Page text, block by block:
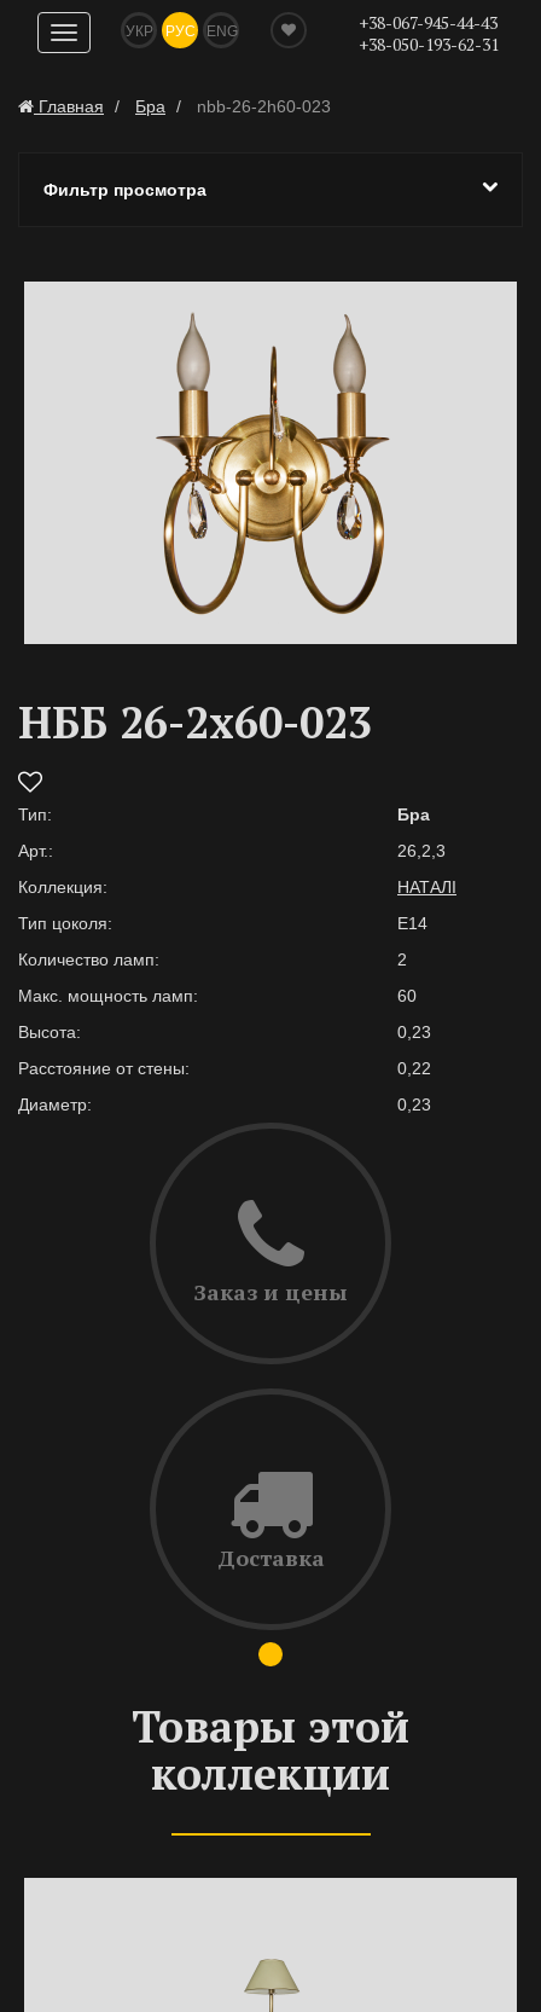
Показать
навигацию
УКР РУС ENG
+38-067-945-44-43
+38-050-193-62-31
Главная Бра nbb-26-2h60-023
Фильтр просмотра
НББ 26-2х60-023
Тип:
Бра
Арт.:
26,2,3
Коллекция:
НАТАЛІ
Тип цоколя:
E14
Количество ламп:
2
Макс. мощность ламп:
60
Высота:
0,23
Расстояние от стены:
0,22
Диаметр:
0,23
Заказ и цены
Доставка
Товары этой
коллекции